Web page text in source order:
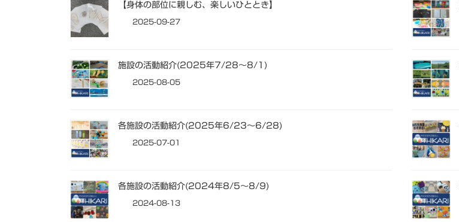
【身体の部位に親しむ、楽しいひととき】
2025-09-27
施設の活動紹介(2025年7/28～8/1)
2025-08-05
各施設の活動紹介(2025年6/23～6/28)
2025-07-01
各施設の活動紹介(2024年8/5～8/9)
2024-08-13